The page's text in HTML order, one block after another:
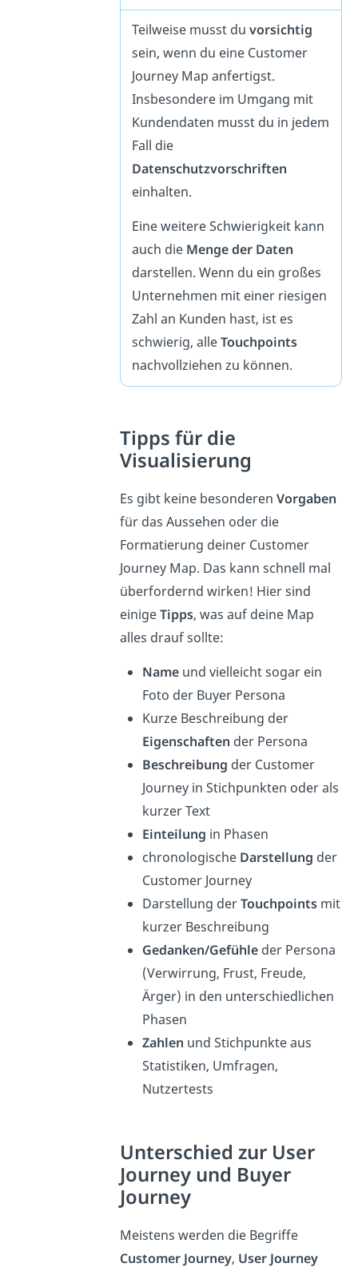
Teilweise musst du vorsichtig
sein, wenn du eine Customer
Journey Map anfertigst.
Insbesondere im Umgang mit
Kundendaten musst du in jedem
Fall die
Datenschutzvorschriften
einhalten.
Eine weitere Schwierigkeit kann
auch die Menge der Daten
darstellen. Wenn du ein großes
Unternehmen mit einer riesigen
Zahl an Kunden hast, ist es
schwierig, alleTouchpoints
nachvollziehen zu können.
Tipps für die
Visualisierung
Es gibt keine besonderen Vorgaben
für das Aussehen oder die
Formatierung deiner Customer
Journey Map. Das kann schnell mal
überfordernd wirken! Hier sind
einigeTipps, was auf deine Map
alles drauf sollte:
Nameund vielleicht sogar ein
Foto der Buyer Persona
Kurze Beschreibung der
Eigenschaften der Persona
Beschreibung der Customer
Journey in Stichpunkten oder als
kurzer Text
Einteilung in Phasen
chronologische Darstellung der
Customer Journey
Darstellung derTouchpointsmit
kurzer Beschreibung
Gedanken/Gefühleder Persona
(Verwirrung, Frust, Freude,
Ärger) in den unterschiedlichen
Phasen
Zahlen und Stichpunkte aus
Statistiken, Umfragen,
Nutzertests
Unterschied zur User
Journey und Buyer
Journey
Meistens werden die Begriffe
Customer Journey, User Journey